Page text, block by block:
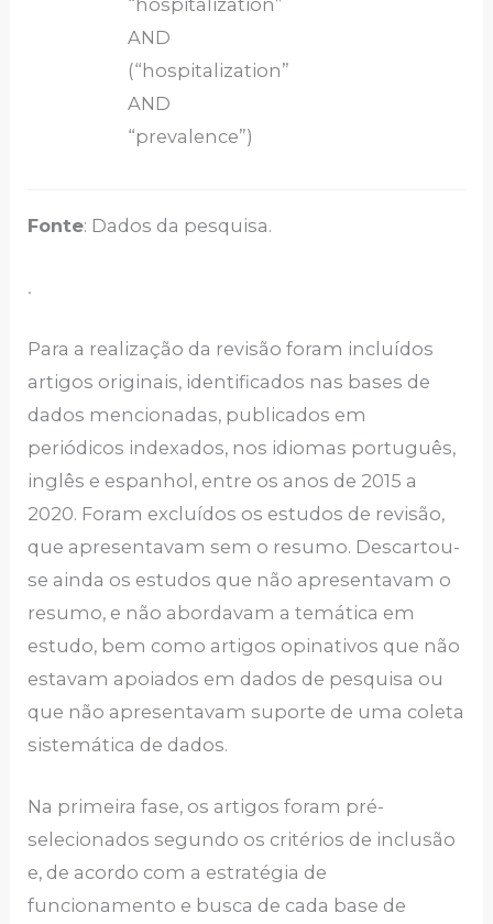
AND
(“hospitalization”
AND
“prevalence”)
Fonte: Dados da pesquisa.
.
Para a realização da revisão foram incluídos
artigos originais, identificados nas bases de
dados mencionadas, publicados em
periódicos indexados, nos idiomas português,
inglês e espanhol, entre os anos de 2015 a
2020. Foram excluídos os estudos de revisão,
que apresentavam sem o resumo. Descartou-
se ainda os estudos que não apresentavam o
resumo, e não abordavam a temática em
estudo, bem como artigos opinativos que não
estavam apoiados em dados de pesquisa ou
que não apresentavam suporte de uma coleta
sistemática de dados.
Na primeira fase, os artigos foram pré-
selecionados segundo os critérios de inclusão
e, de acordo com a estratégia de
funcionamento e busca de cada base de